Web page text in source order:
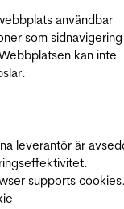
användbar
som
kan inte
leverantör är
supports